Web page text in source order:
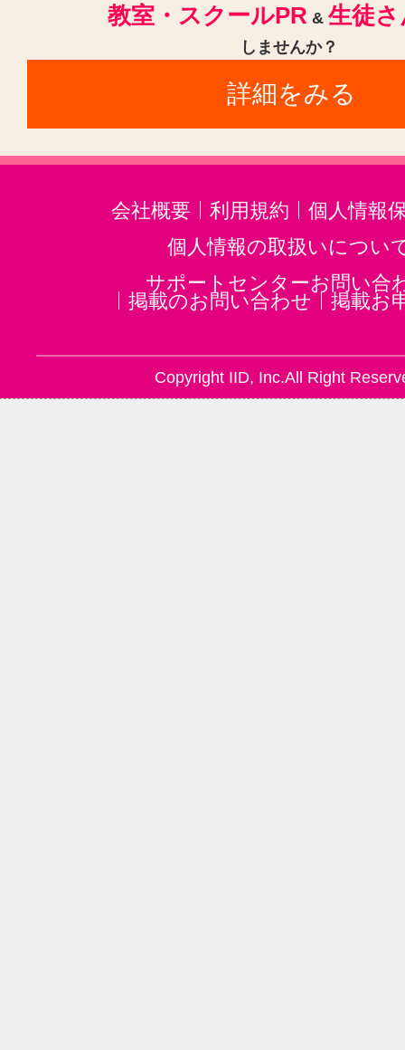
教室・スクールPR & 生徒
しませんか？
詳細をみる
会社概要 利用規約
個人情報
個人情報の取扱いについ
サポートセンターお問い合
掲載のお問い合わせ
掲載お
Copyright IID, Inc.All Right